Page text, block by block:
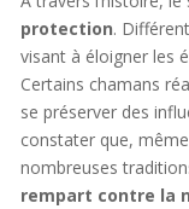
protection.
visant à éloigner les
Certains chamans
se préserver des
constater que,
nombreuses
rempart contre la